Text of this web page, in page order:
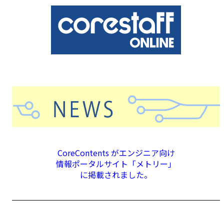
CoreContents がエンジニア向け
情報ポータルサイト「メトリー」
に掲載されました。